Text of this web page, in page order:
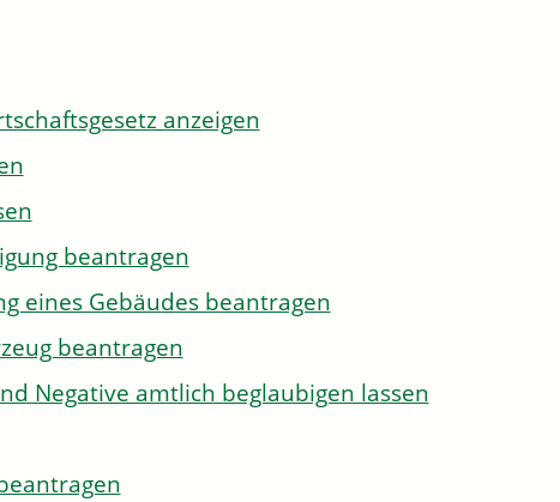
anzeigen
beantragen
eines Gebäudes beantragen
beantragen
Negative amtlich beglaubigen lassen